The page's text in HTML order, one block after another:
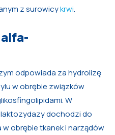
z surowicykrwi.
odpowiada za hydrolizę
w obrębie związków
W
dochodzi do
obrębie tkanek i narządów